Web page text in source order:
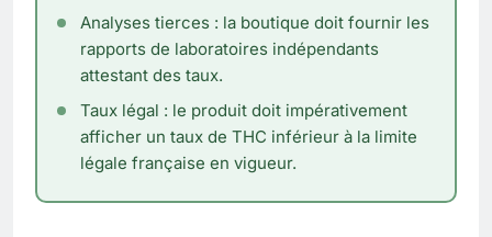
Analyses tierces : la boutique doit fournir les
rapports de laboratoires indépendants
attestant des taux.
Taux légal : le produit doit impérativement
afficher un taux de THC inférieur à la limite
légale française en vigueur.